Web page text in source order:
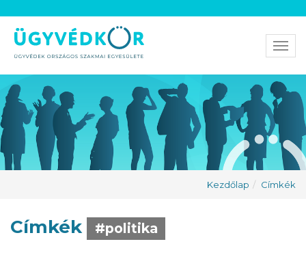
Kezdőlap Címkék
Címkék #politika